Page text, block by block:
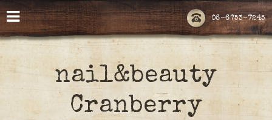
06-6753-7245
nail&beauty
Cranberry